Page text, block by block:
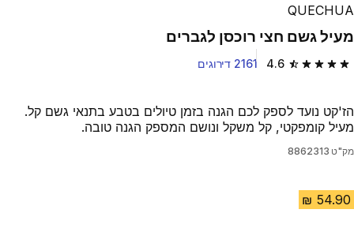
QUECHUA
מעיל גשם חצי רוכסן לגברים
4.6 4.6 out of 5 stars from 2161 reviews 2161 דירוגים
הז'קט נועד לספק לכם הגנה בזמן טיולים בטבע בתנאי גשם קל.
מעיל קומפקטי, קל משקל ונושם המספק הגנה טובה.
מק"ט 8862313